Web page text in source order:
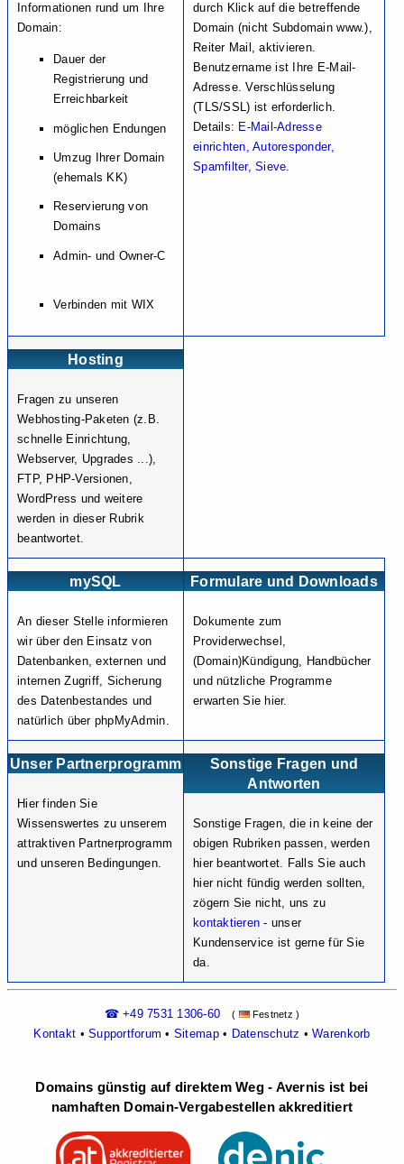
Informationen rund um Ihre
Domain:
Dauer der
Registrierung und
Erreichbarkeit
möglichen Endungen
Umzug Ihrer Domain
(ehemals KK)
Reservierung von
Domains
Admin- und Owner-C
Verbinden mit WIX
durch Klick auf die betreffende
Domain (nicht Subdomain www.),
Reiter Mail, aktivieren.
Benutzername ist Ihre E-Mail-
Adresse. Verschlüsselung
(TLS/SSL) ist erforderlich.
Details: E-Mail-Adresse
einrichten, Autoresponder,
Spamfilter, Sieve.
Hosting
Fragen zu unseren
Webhosting-Paketen (z.B.
schnelle Einrichtung,
Webserver, Upgrades ...),
FTP, PHP-Versionen,
WordPress und weitere
werden in dieser Rubrik
beantwortet.
mySQL
An dieser Stelle informieren
wir über den Einsatz von
Datenbanken, externen und
internen Zugriff, Sicherung
des Datenbestandes und
natürlich über phpMyAdmin.
Formulare und Downloads
Dokumente zum
Providerwechsel,
(Domain)Kündigung, Handbücher
und nützliche Programme
erwarten Sie hier.
Unser Partnerprogramm
Hier finden Sie
Wissenswertes zu unserem
attraktiven Partnerprogramm
und unseren Bedingungen.
Sonstige Fragen und
Antworten
Sonstige Fragen, die in keine der
obigen Rubriken passen, werden
hier beantwortet. Falls Sie auch
hier nicht fündig werden sollten,
zögern Sie nicht, uns zu
kontaktieren - unser
Kundenservice ist gerne für Sie
da.
☎ +49 7531 1306-60 ( Festnetz )
Kontakt •Supportforum • Sitemap• Datenschutz •Warenkorb
Domains günstig auf direktem Weg - Avernis ist bei
namhaften Domain-Vergabestellen akkreditiert